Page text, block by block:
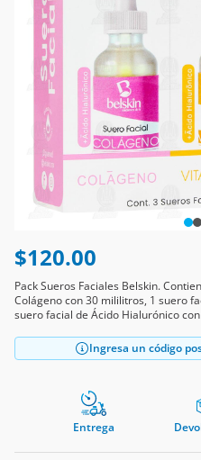
$120.00
Pack Sueros Faciales Belskin.
Colágeno con 30 mililitros, 1 suero
suero facial de Ácido Hialurónico
Ingresa un código
Entrega